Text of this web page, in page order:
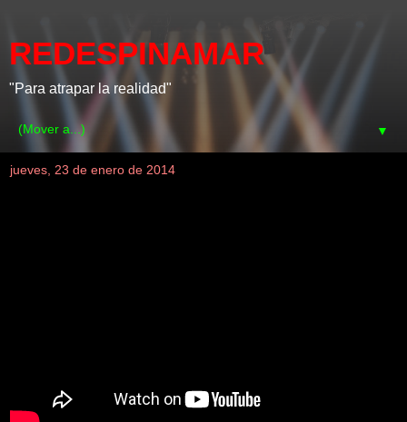
REDESPINAMAR
"Para atrapar la realidad"
▼
jueves, 23 de enero de 2014